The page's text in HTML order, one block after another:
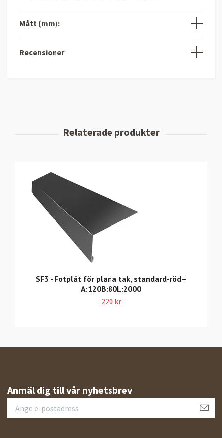
Mått (mm):
Recensioner
SF3 - Fotplåt för plana tak, standard-röd--
A:120B:80L:2000
220 kr
Anmäl dig till vår nyhetsbrev